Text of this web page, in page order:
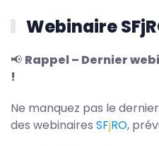
Webinaire
📢 Rappel – Dernier
!
Ne manquez pas le
des webinaires SFjRO,